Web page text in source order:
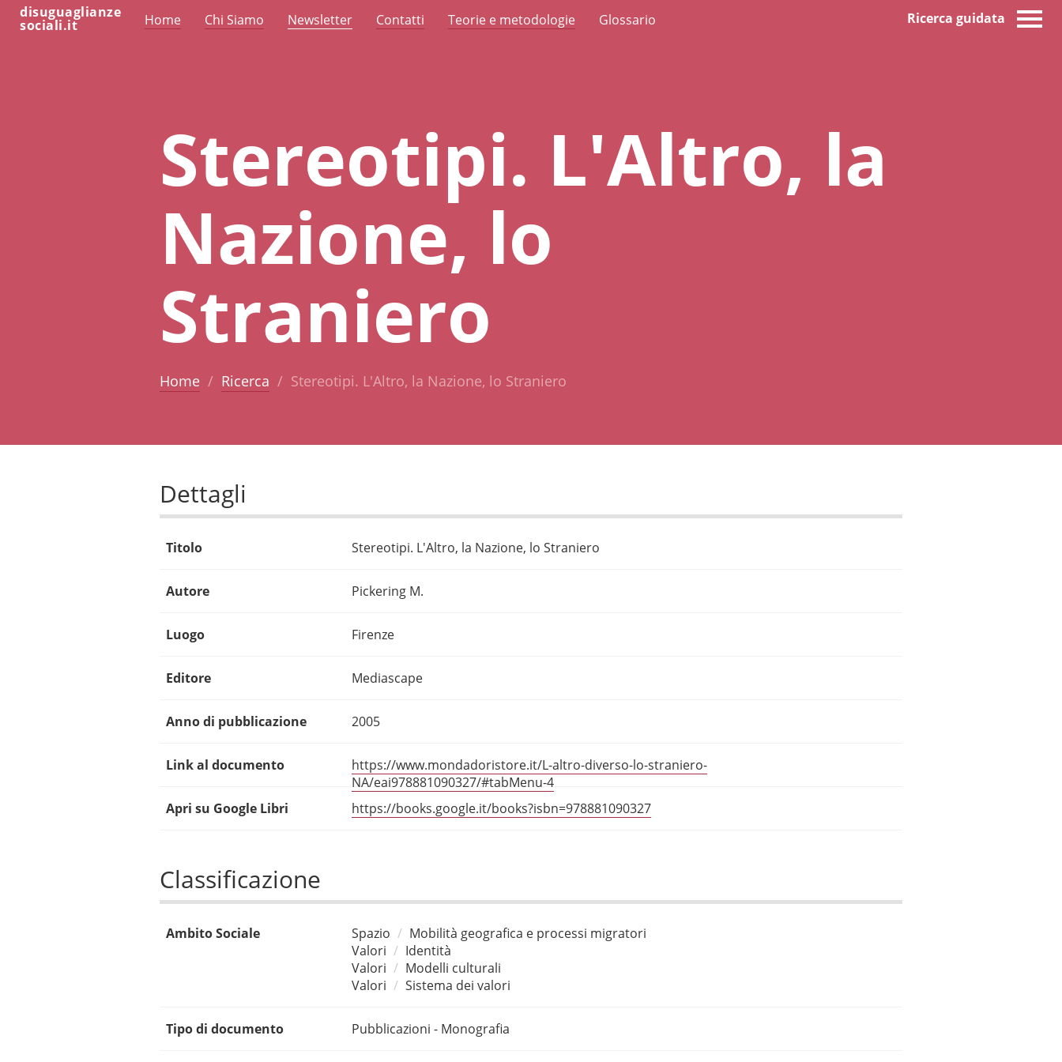
disuguaglianze
sociali.it Home Chi Siamo Newsletter Contatti Teorie e metodologie Glossario Ricerca guidata
Stereotipi. L'Altro, la
Nazione, lo
Straniero
Home Ricerca Stereotipi. L'Altro, la Nazione, lo Straniero
Dettagli
Titolo Stereotipi. L'Altro, la Nazione, lo Straniero
Autore Pickering M.
Luogo Firenze
Editore Mediascape
Anno di pubblicazione 2005
Link al documento
https://www.mondadoristore.it/L-altro-diverso-lo-straniero-
NA/eai978881090327/#tabMenu-4
Apri su Google Libri
https://books.google.it/books?isbn=978881090327
Classificazione
Ambito Sociale Spazio
Mobilità geografica e processi migratori
Valori
Identità
Valori
Modelli culturali
Valori
Sistema dei valori
Tipo di documento Pubblicazioni - Monografia